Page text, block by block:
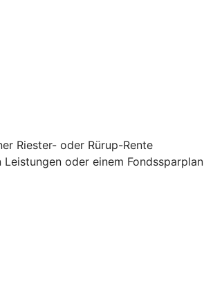
Riester- oder Rürup-Rente
oder einem Fondssparplan